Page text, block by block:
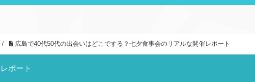
/ 広島で40代50代の出会いはどこでする？七夕食事会のリアルな開催レポート
ポート